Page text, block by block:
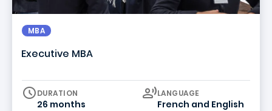
MBA
Executive MBA
DURATION
26 months
Curriculum
LANGUAGE
French and English